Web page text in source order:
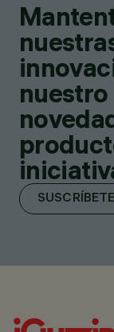
SUSCRÍBETE